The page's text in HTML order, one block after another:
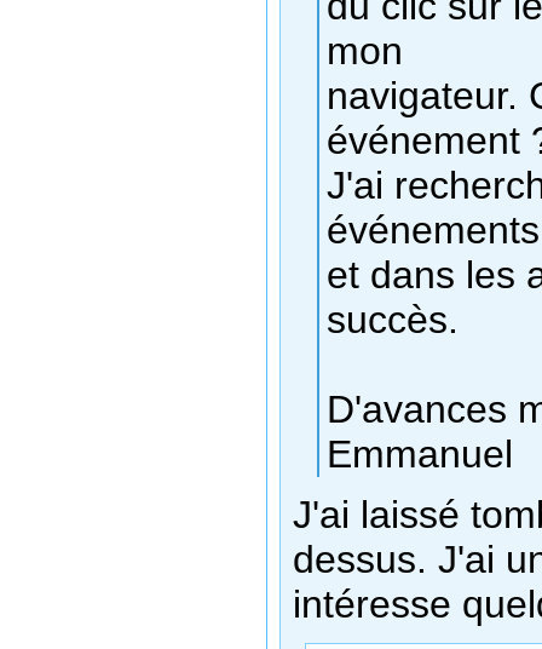
mon
navigateur.
événement
J'ai
événements
et dans les
succès.
D'avances
Emmanuel
J'ai laissé
dessus. J'ai
intéresse